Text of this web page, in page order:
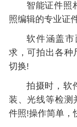
智能证件照
照编辑的专业证
软件涵盖
求，可拍出各种
切换!
拍摄时，软
装、光线等检测
件照!操作简单，